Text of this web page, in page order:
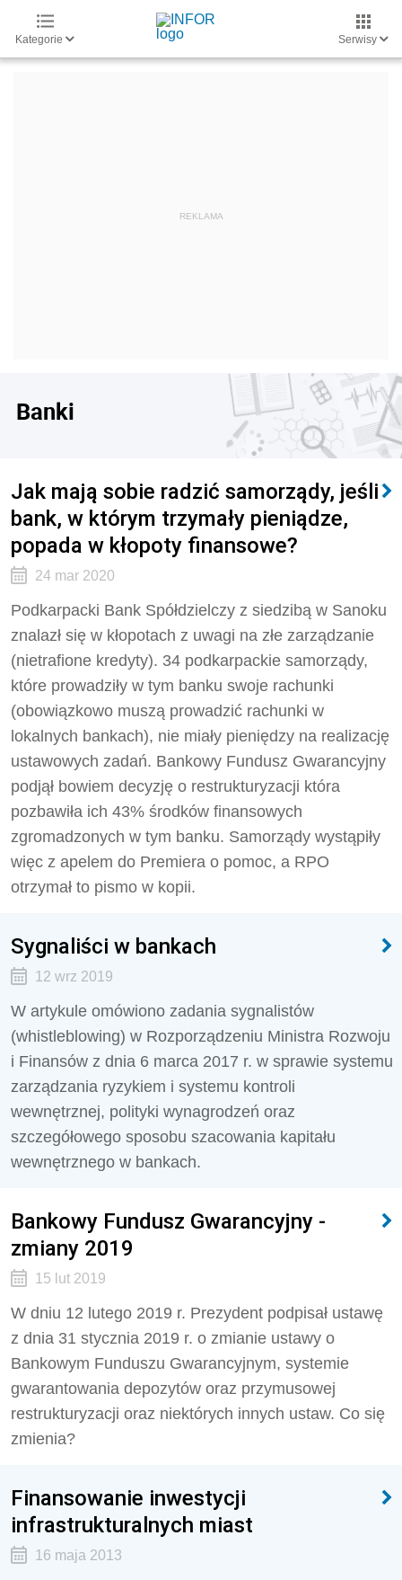
Kategorie Serwisy
Banki
Jak mają sobie radzić samorządy, jeśli
bank, w którym trzymały pieniądze,
popada w kłopoty finansowe?
24 mar 2020
Podkarpacki Bank Spółdzielczy z siedzibą w Sanoku
znalazł się w kłopotach z uwagi na złe zarządzanie
(nietrafione kredyty). 34 podkarpackie samorządy,
które prowadziły w tym banku swoje rachunki
(obowiązkowo muszą prowadzić rachunki w
lokalnych bankach), nie miały pieniędzy na realizację
ustawowych zadań. Bankowy Fundusz Gwarancyjny
podjął bowiem decyzję o restrukturyzacji która
pozbawiła ich 43% środków finansowych
zgromadzonych w tym banku. Samorządy wystąpiły
więc z apelem do Premiera o pomoc, a RPO
otrzymał to pismo w kopii.
Sygnaliści w bankach
12 wrz 2019
W artykule omówiono zadania sygnalistów
(whistleblowing) w Rozporządzeniu Ministra Rozwoju
i Finansów z dnia 6 marca 2017 r. w sprawie systemu
zarządzania ryzykiem i systemu kontroli
wewnętrznej, polityki wynagrodzeń oraz
szczegółowego sposobu szacowania kapitału
wewnętrznego w bankach.
Bankowy Fundusz Gwarancyjny -
zmiany 2019
15 lut 2019
W dniu 12 lutego 2019 r. Prezydent podpisał ustawę
z dnia 31 stycznia 2019 r. o zmianie ustawy o
Bankowym Funduszu Gwarancyjnym, systemie
gwarantowania depozytów oraz przymusowej
restrukturyzacji oraz niektórych innych ustaw. Co się
zmienia?
Finansowanie inwestycji
infrastrukturalnych miast
16 maja 2013